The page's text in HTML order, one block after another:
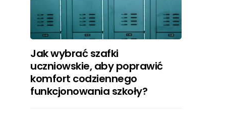
Jak wybrać szafki
uczniowskie, aby poprawić
komfort codziennego
funkcjonowania szkoły?